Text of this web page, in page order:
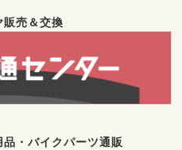
販売＆交換
・バイクパーツ通販